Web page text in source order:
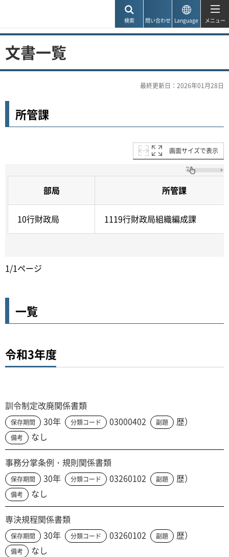
検索 問い合わせ Language メニュー
文書一覧
最終更新日：2026年01月28日
所管課
画面サイズで表示
部局 所管課
10行財政局 1119行財政局組織編成課
1/1ページ
一覧
令和3年度
訓令制定改廃関係書類
保存期間 30年 分類コード 03000402 副題 歴）
備考 なし
事務分掌条例・規則関係書類
保存期間 30年 分類コード 03260102 副題 歴）
備考 なし
専決規程関係書類
保存期間 30年 分類コード 03260102 副題 歴）
備考 なし